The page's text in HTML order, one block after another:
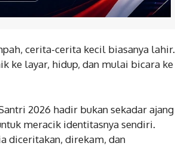
cerita-cerita kecil biasanya lahir.
ke layar, hidup, dan mulai bicara ke
2026 hadir bukan sekadar ajang
meracik identitasnya sendiri.
diceritakan, direkam, dan